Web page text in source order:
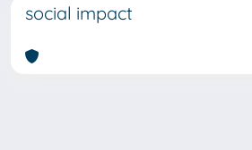
social impact